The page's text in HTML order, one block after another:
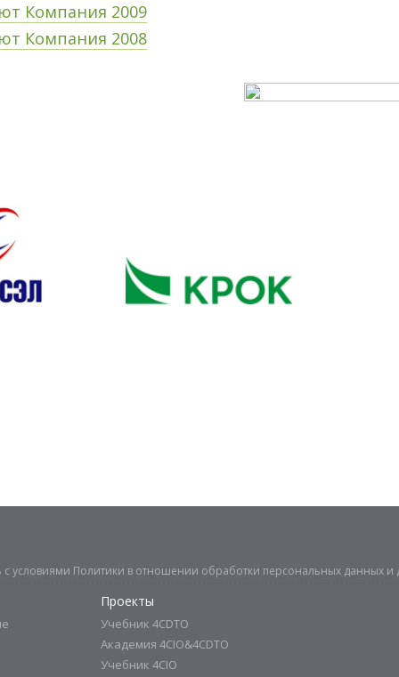
Компания 2009
Компания 2008
условиями Политики в отношении обработки персональных данных и
Проекты
Учебник 4CDTO
Академия 4CIO&4CDTO
Учебник 4CIO